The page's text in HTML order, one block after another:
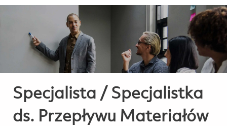
Specjalista / Specjalistka
ds. Przepływu Materiałów